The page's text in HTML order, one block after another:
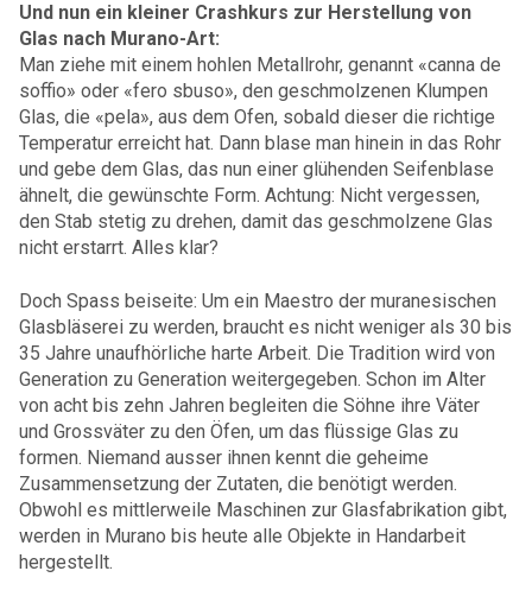
Und nun ein kleiner Crashkurs zur Herstellung von
Glas nach Murano-Art:
Man ziehe mit einem hohlen Metallrohr, genannt «canna de
soffio» oder «fero sbuso», den geschmolzenen Klumpen
Glas, die «pela», aus dem Ofen, sobald dieser die richtige
Temperatur erreicht hat. Dann blase man hinein in das Rohr
und gebe dem Glas, das nun einer glühenden Seifenblase
ähnelt, die gewünschte Form. Achtung: Nicht vergessen,
den Stab stetig zu drehen, damit das geschmolzene Glas
nicht erstarrt. Alles klar?
Doch Spass beiseite: Um ein Maestro der muranesischen
Glasbläserei zu werden, braucht es nicht weniger als 30 bis
35 Jahre unaufhörliche harte Arbeit. Die Tradition wird von
Generation zu Generation weitergegeben. Schon im Alter
von acht bis zehn Jahren begleiten die Söhne ihre Väter
und Grossväter zu den Öfen, um das flüssige Glas zu
formen. Niemand ausser ihnen kennt die geheime
Zusammensetzung der Zutaten, die benötigt werden.
Obwohl es mittlerweile Maschinen zur Glasfabrikation gibt,
werden in Murano bis heute alle Objekte in Handarbeit
hergestellt.